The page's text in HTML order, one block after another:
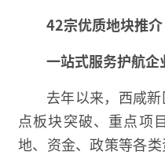
42宗优质地块推介
一站式服务护航企
去年以来，西咸
点板块突破、重点项
地、资金、政策等各